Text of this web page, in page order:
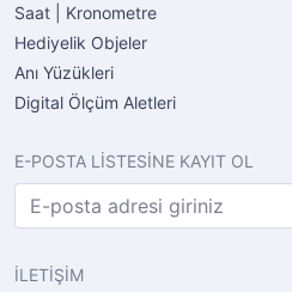
Saat | Kronometre
Hediyelik Objeler
Anı Yüzükleri
Digital Ölçüm Aletleri
E-POSTA LİSTESİNE KAYIT OL
İLETİŞİM